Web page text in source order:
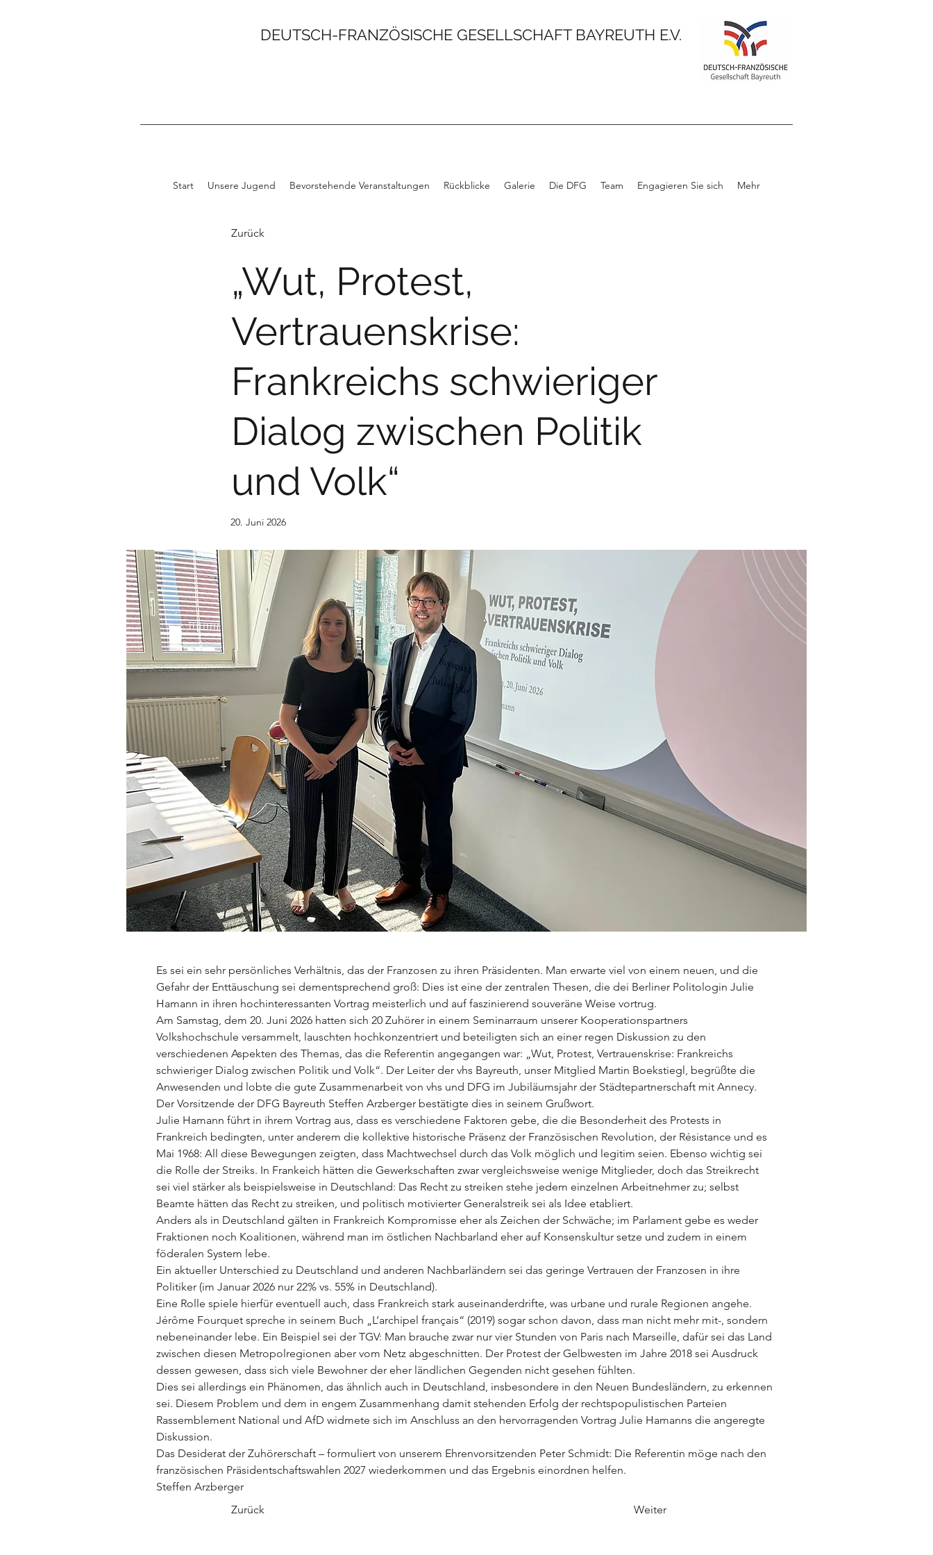
DEUTSCH-FRANZÖSISCHE GESELLSCHAFT BAYREUTH E.V.
Start Unsere Jugend Bevorstehende Veranstaltungen Rückblicke Galerie Die DFG Team Engagieren Sie sich Mehr
Zurück
„Wut, Protest,
Vertrauenskrise:
Frankreichs schwieriger
Dialog zwischen Politik
und Volk“
20. Juni 2026
Es sei ein sehr persönliches Verhältnis, das der Franzosen zu ihren Präsidenten. Man erwarte viel von einem neuen, und die
Gefahr der Enttäuschung sei dementsprechend groß: Dies ist eine der zentralen Thesen, die dei Berliner Politologin Julie
Hamann in ihren hochinteressanten Vortrag meisterlich und auf faszinierend souveräne Weise vortrug.
Am Samstag, dem 20. Juni 2026 hatten sich 20 Zuhörer in einem Seminarraum unserer Kooperationspartners
Volkshochschule versammelt, lauschten hochkonzentriert und beteiligten sich an einer regen Diskussion zu den
verschiedenen Aspekten des Themas, das die Referentin angegangen war: „Wut, Protest, Vertrauenskrise: Frankreichs
schwieriger Dialog zwischen Politik und Volk“. Der Leiter der vhs Bayreuth, unser Mitglied Martin Boekstiegl, begrüßte die
Anwesenden und lobte die gute Zusammenarbeit von vhs und DFG im Jubiläumsjahr der Städtepartnerschaft mit Annecy.
Der Vorsitzende der DFG Bayreuth Steffen Arzberger bestätigte dies in seinem Grußwort.
Julie Hamann führt in ihrem Vortrag aus, dass es verschiedene Faktoren gebe, die die Besonderheit des Protests in
Frankreich bedingten, unter anderem die kollektive historische Präsenz der Französischen Revolution, der Résistance und es
Mai 1968: All diese Bewegungen zeigten, dass Machtwechsel durch das Volk möglich und legitim seien. Ebenso wichtig sei
die Rolle der Streiks. In Frankeich hätten die Gewerkschaften zwar vergleichsweise wenige Mitglieder, doch das Streikrecht
sei viel stärker als beispielsweise in Deutschland: Das Recht zu streiken stehe jedem einzelnen Arbeitnehmer zu; selbst
Beamte hätten das Recht zu streiken, und politisch motivierter Generalstreik sei als Idee etabliert.
Anders als in Deutschland gälten in Frankreich Kompromisse eher als Zeichen der Schwäche; im Parlament gebe es weder
Fraktionen noch Koalitionen, während man im östlichen Nachbarland eher auf Konsenskultur setze und zudem in einem
föderalen System lebe.
Ein aktueller Unterschied zu Deutschland und anderen Nachbarländern sei das geringe Vertrauen der Franzosen in ihre
Politiker (im Januar 2026 nur 22% vs. 55% in Deutschland).
Eine Rolle spiele hierfür eventuell auch, dass Frankreich stark auseinanderdrifte, was urbane und rurale Regionen angehe.
Jérôme Fourquet spreche in seinem Buch „L’archipel français“ (2019) sogar schon davon, dass man nicht mehr mit-, sondern
nebeneinander lebe. Ein Beispiel sei der TGV: Man brauche zwar nur vier Stunden von Paris nach Marseille, dafür sei das Land
zwischen diesen Metropolregionen aber vom Netz abgeschnitten. Der Protest der Gelbwesten im Jahre 2018 sei Ausdruck
dessen gewesen, dass sich viele Bewohner der eher ländlichen Gegenden nicht gesehen fühlten.
Dies sei allerdings ein Phänomen, das ähnlich auch in Deutschland, insbesondere in den Neuen Bundesländern, zu erkennen
sei. Diesem Problem und dem in engem Zusammenhang damit stehenden Erfolg der rechtspopulistischen Parteien
Rassemblement National und AfD widmete sich im Anschluss an den hervorragenden Vortrag Julie Hamanns die angeregte
Diskussion.
Das Desiderat der Zuhörerschaft – formuliert von unserem Ehrenvorsitzenden Peter Schmidt: Die Referentin möge nach den
französischen Präsidentschaftswahlen 2027 wiederkommen und das Ergebnis einordnen helfen.
Steffen Arzberger
Zurück
Weiter